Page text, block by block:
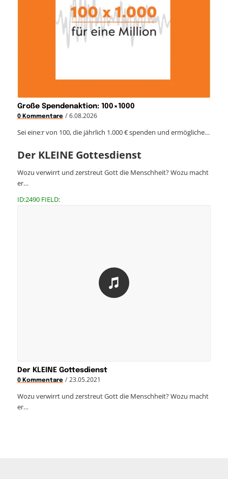
Große Spendenaktion: 100×1000
0 Kommentare / 6.08.2026
Sei eine:r von 100, die jährlich 1.000 € spenden und ermögliche…
Der KLEINE Gottesdienst
Wozu verwirrt und zerstreut Gott die Menschheit? Wozu macht
er…
ID:2490 FIELD:
Der KLEINE Gottesdienst
0 Kommentare / 23.05.2021
Wozu verwirrt und zerstreut Gott die Menschheit? Wozu macht
er…